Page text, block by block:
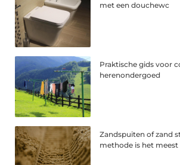
met een douchewc
Praktische gids voor
herenondergoed
Zandspuiten of zand
methode is het meest